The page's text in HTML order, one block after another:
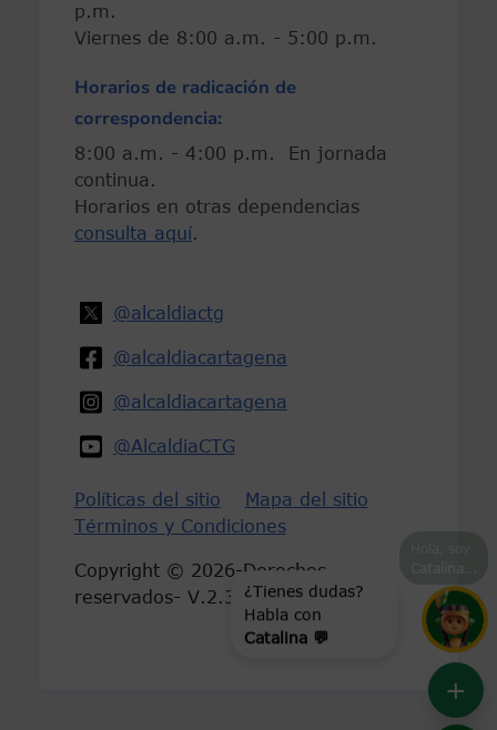
+
¿Tienes dudas?
Habla con
Catalina 💬
p.m.
Viernes de 8:00 a.m. - 5:00 p.m.
Horarios de radicación de
correspondencia:
8:00 a.m. - 4:00 p.m. En jornada
continua.
Horarios en otras dependencias
consulta aquí.
@alcaldiactg
@alcaldiacartagena
@alcaldiacartagena
@AlcaldiaCTG
Políticas del sitio
Mapa del sitio
Términos y Condiciones
Copyright © 2026-Derechos
reservados- V.2.3